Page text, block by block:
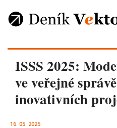
ISSS 2025:
ve veřejné
inovativních
16. 05. 2025